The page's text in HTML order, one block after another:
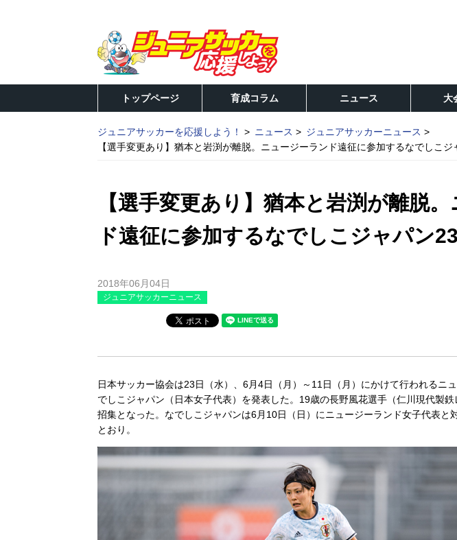
トップページ 育成コラム ニュース 大
ジュニアサッカーを応援しよう！ ニュース
ジュニアサッカーニュース
【選手変更あり】猶本と岩渕が離脱。ニュージーランド遠征に参加するなでしこジ
【選手変更あり】猶本と岩渕が離脱
ド遠征に参加するなでしこジャパン
2018年06月04日
ジュニアサッカーニュース
日本サッカー協会は23日（水）、6月4日（月）～11日（月）にかけて行われるニ
でしこジャパン（日本女子代表）を発表した。19歳の長野風花選手（仁川現代製
招集となった。なでしこジャパンは6月10日（日）にニュージーランド女子代表と
とおり。